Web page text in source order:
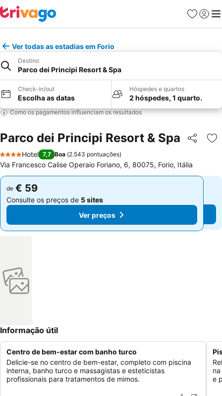
Favoritos
Iniciar
Ver todas as estadias em Forio
Destino
Parco dei Principi Resort & Spa
Check-in/out
Escolha as datas
Hóspedes e quartos
2 hóspedes, 1 quarto.
Como os pagamentos influenciam os resultados
Parco dei Principi Resort & Spa Partilhar
4 Estrelas
Hotel 7,7 Boa (2.543 pontuações)
Via Francesco Calise Operaio Foriano, 6, 80075, Forio, Itália
de € 59
Consulte os preços de 5 sites
Ver preços
de € 59
Consulte os preços de 5 sites
Ver preços
Informação útil
Centro de bem-estar com banho turco
Delicie-se no centro de bem-estar, completo com piscina
interna, banho turco e massagistas e esteticistas
profissionais para tratamentos de mimos.
e